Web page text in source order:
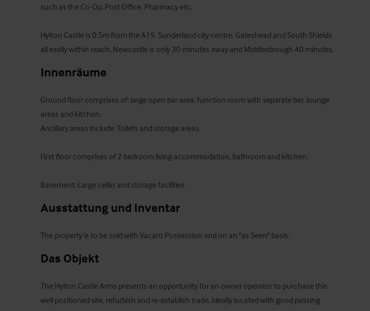
such as the Co-Op, Post Office, Pharmacy etc.
Hylton Castle is 0.5m from the A19. Sunderland city centre, Gateshead and South Shields
all easily within reach, Newcastle is only 30 minutes away and Middlesbrough 40 minutes.
Innenräume
Ground floor comprises of: large open bar area, function room with separate bar, lounge
areas and kitchen.
Ancillary areas include: Toilets and storage areas.
First floor comprises of 2 bedroom living accommodation, bathroom and kitchen.
Basement: Large cellar and storage facilities
Ausstattung und Inventar
The property is to be sold with Vacant Possession and on an "as Seen" basis.
Das Objekt
The Hylton Castle Arms presents an opportunity for an owner operator to purchase this
well positioned site, refurbish and re-establish trade. Ideally located with good passing